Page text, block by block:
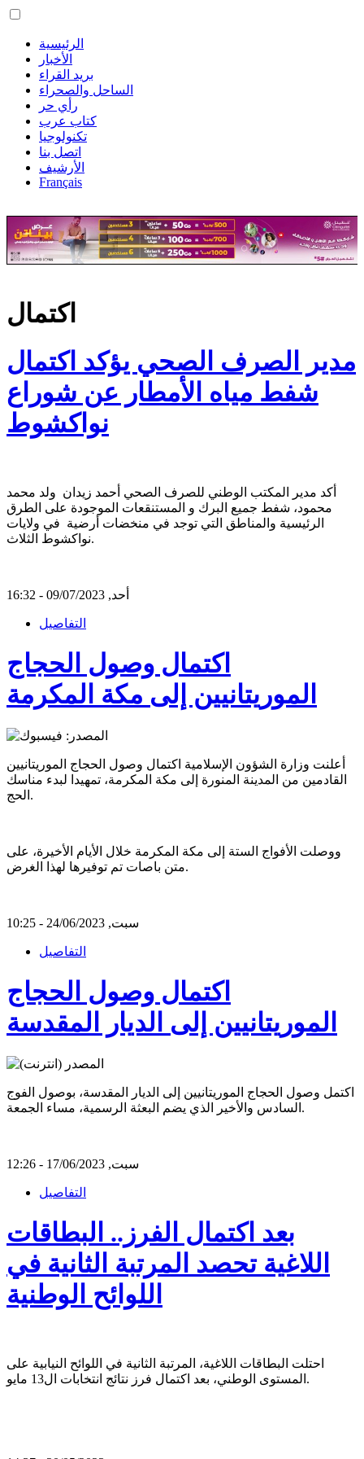
الرئيسية
الأخبار
بريد القراء
الساحل والصحراء
رأي حر
كتاب عرب
تكنولوجيا
اتصل بنا
الأرشيف
Français
اكتمال
مدير الصرف الصحي يؤكد اكتمال
شفط مياه الأمطار عن شوراع
نواكشوط
أكد مدير المكتب الوطني للصرف الصحي أحمد زيدان ولد محمد
محمود، شفط جميع البرك و المستنقعات الموجودة على الطرق
الرئيسية والمناطق التي توجد في منخضات أرضية في ولايات
نواكشوط الثلاث.
أحد, 09/07/2023 - 16:32
التفاصيل
اكتمال وصول الحجاج
الموريتانيين إلى مكة المكرمة
أعلنت وزارة الشؤون الإسلامية اكتمال وصول الحجاج الموريتانيين
القادمين من المدينة المنورة إلى مكة المكرمة، تمهيدا لبدء مناسك
الحج.
ووصلت الأفواج الستة إلى مكة المكرمة خلال الأيام الأخيرة، على
متن باصات تم توفيرها لهذا الغرض.
سبت, 24/06/2023 - 10:25
التفاصيل
اكتمال وصول الحجاج
الموريتانيين إلى الديار المقدسة
اكتمل وصول الحجاج الموريتانيين إلى الديار المقدسة، بوصول الفوج
السادس والأخير الذي يضم البعثة الرسمية، مساء الجمعة.
سبت, 17/06/2023 - 12:26
التفاصيل
بعد اكتمال الفرز.. البطاقات
اللاغية تحصد المرتبة الثانية في
اللوائح الوطنية
احتلت البطاقات اللاغية، المرتبة الثانية في اللوائح النيابية على
المستوى الوطني، بعد اكتمال فرز نتائج انتخابات ال13 مايو.